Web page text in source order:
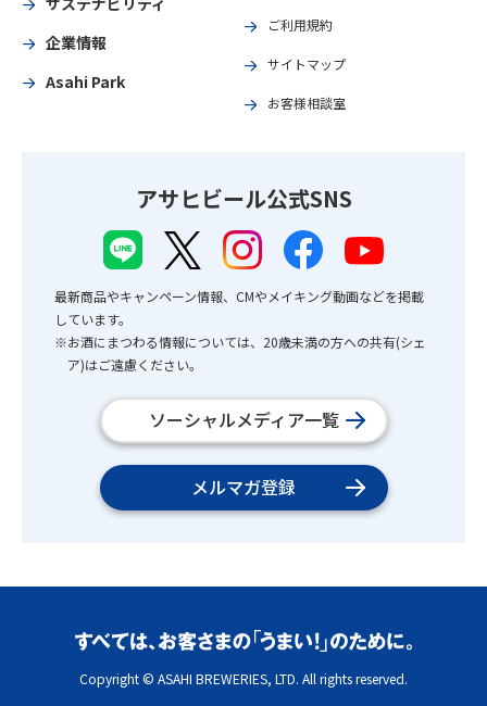
企業情報
Asahi Park
ご利用規約
サイトマップ
お客様相談室
アサヒビール公式SNS
最新商品やキャンペーン情報、CMやメイキング動画などを掲載
しています。
※お酒にまつわる情報については、20歳未満の方への共有(シェ
ア)はご遠慮ください。
ソーシャルメディア一覧
メルマガ登録
Copyright © ASAHI BREWERIES, LTD. All rights reserved.